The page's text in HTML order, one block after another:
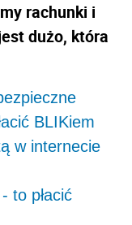
rachunki i
dużo, która
BLIKiem
w internecie
to płacić